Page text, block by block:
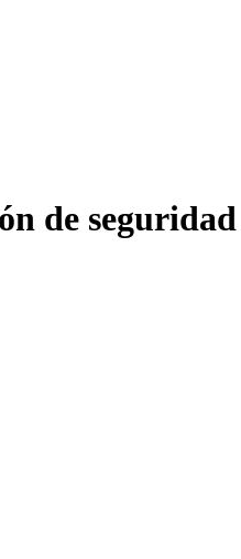
de seguridad